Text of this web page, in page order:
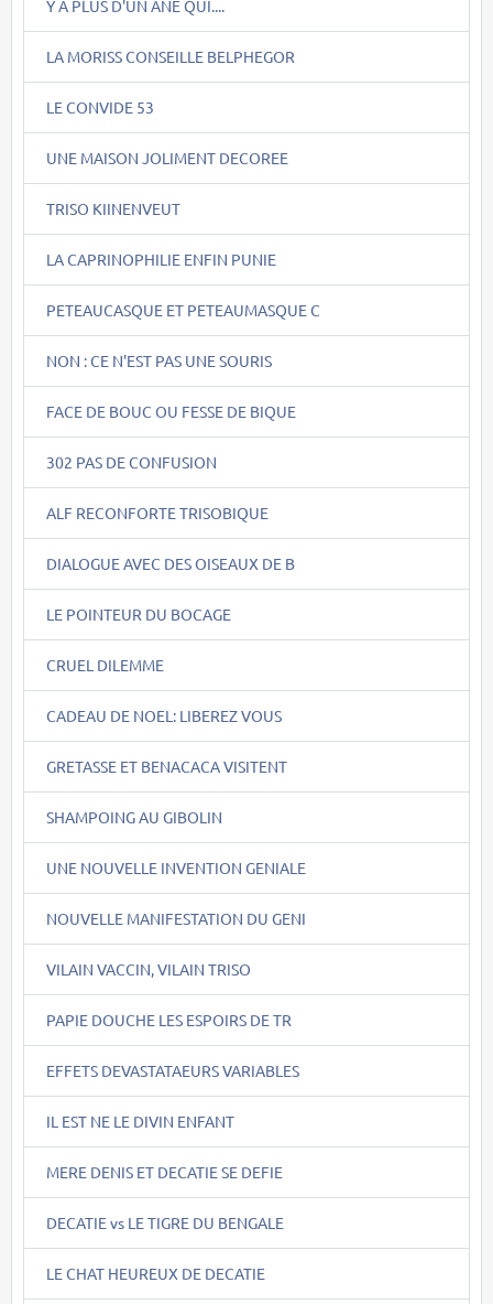
Y A PLUS D'UN ÂNE QUI....
LA MORISS CONSEILLE BELPHEGOR
LE CONVIDE 53
UNE MAISON JOLIMENT DECOREE
TRISO KIINENVEUT
LA CAPRINOPHILIE ENFIN PUNIE
PETEAUCASQUE ET PETEAUMASQUE C
NON : CE N'EST PAS UNE SOURIS
FACE DE BOUC OU FESSE DE BIQUE
302 PAS DE CONFUSION
ALF RECONFORTE TRISOBIQUE
DIALOGUE AVEC DES OISEAUX DE B
LE POINTEUR DU BOCAGE
CRUEL DILEMME
CADEAU DE NOEL: LIBEREZ VOUS
GRETASSE ET BENACACA VISITENT
SHAMPOING AU GIBOLIN
UNE NOUVELLE INVENTION GENIALE
NOUVELLE MANIFESTATION DU GENI
VILAIN VACCIN, VILAIN TRISO
PAPIE DOUCHE LES ESPOIRS DE TR
EFFETS DEVASTATAEURS VARIABLES
IL EST NE LE DIVIN ENFANT
MERE DENIS ET DECATIE SE DEFIE
DECATIE vs LE TIGRE DU BENGALE
LE CHAT HEUREUX DE DECATIE